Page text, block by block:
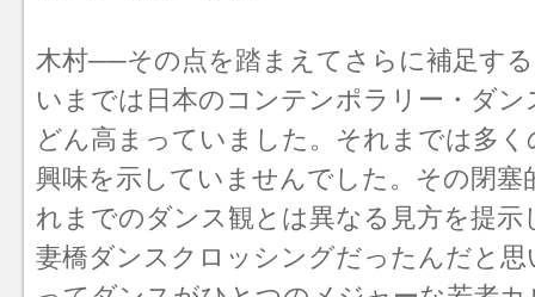
木村──その点を踏まえてさらに補足す
いまでは日本のコンテンポラリー・ダ
どん高まっていました。それまでは多
興味を示していませんでした。その閉塞
れまでのダンス観とは異なる見方を提示
妻橋ダンスクロッシングだったんだと